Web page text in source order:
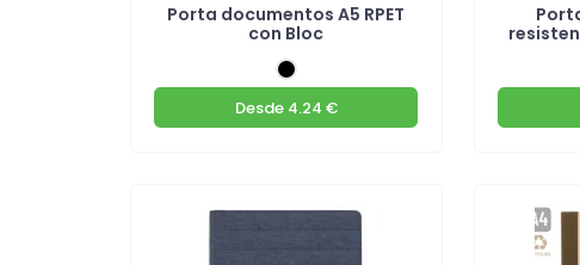
Porta documentos A5 RPET
con Bloc
Desde4.24 €